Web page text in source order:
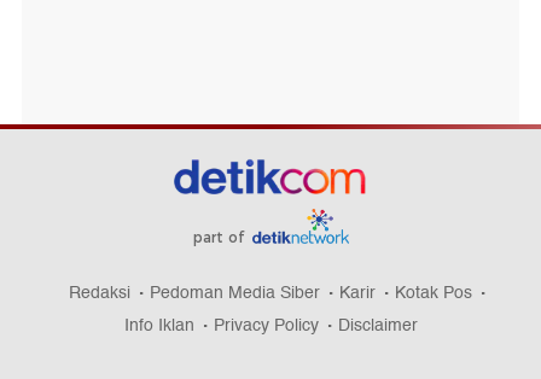
part of
Redaksi Pedoman Media Siber Karir
Kotak Pos
Info Iklan
Privacy Policy Disclaimer